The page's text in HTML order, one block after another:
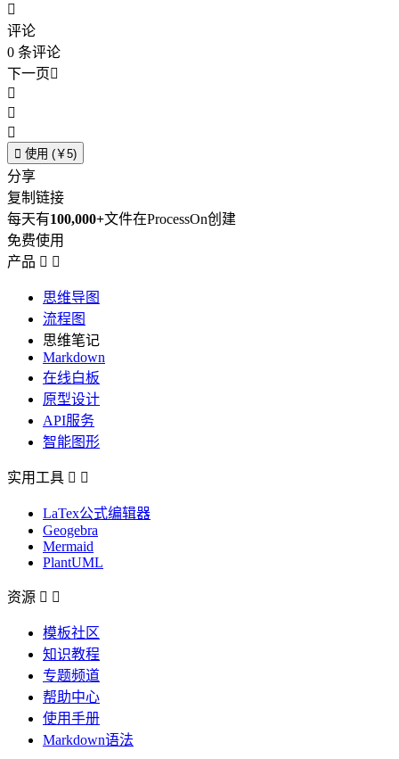

评论
0 条评论
下一页



 使用 (￥5)
分享
复制链接
每天有100,000+文件在ProcessOn创建
免费使用
产品  
思维导图
流程图
思维笔记
Markdown
在线白板
原型设计
API服务
智能图形
实用工具  
LaTex公式编辑器
Geogebra
Mermaid
PlantUML
资源  
模板社区
知识教程
专题频道
帮助中心
使用手册
Markdown语法